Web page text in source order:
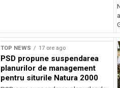
TOP NEWS 17 ore ago
PSD propune suspendarea
planurilor de management
pentru siturile Natura 2000